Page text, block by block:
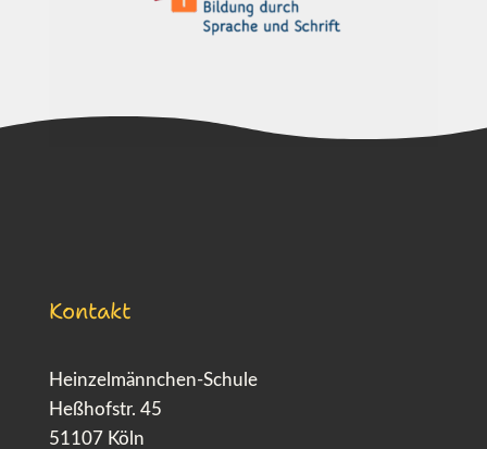
Kontakt
Heinzelmännchen-Schule
Heßhofstr. 45
51107 Köln